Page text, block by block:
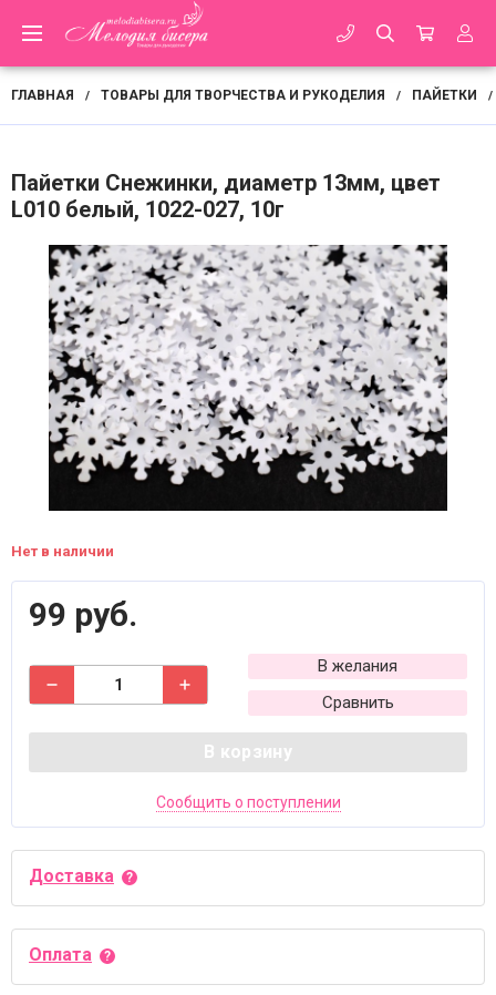
ГЛАВНАЯ / ТОВАРЫ ДЛЯ ТВОРЧЕСТВА И РУКОДЕЛИЯ / ПАЙЕТКИ /
Пайетки Снежинки, диаметр 13мм, цвет
L010 белый, 1022-027, 10г
Нет в наличии
99 руб.
В желания
Сравнить
В корзину
Сообщить о поступлении
Доставка
Оплата